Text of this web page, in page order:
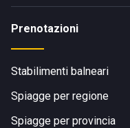
Prenotazioni
Stabilimenti balneari
Spiagge per regione
Spiagge per provincia